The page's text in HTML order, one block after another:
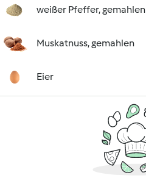
weißer Pfeffer, gemahlen
Muskatnuss, gemahlen
Eier